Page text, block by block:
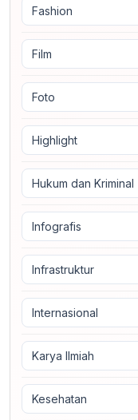
Fashion
Film
Foto
Highlight
Hukum dan Kriminal
Infografis
Infrastruktur
Internasional
Karya Ilmiah
Kesehatan